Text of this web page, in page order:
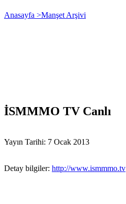
Anasayfa >Manşet Arşivi
İSMMMO TV Canlı
Yayın Tarihi: 7 Ocak 2013
Detay bilgiler: http://www.ismmmo.tv